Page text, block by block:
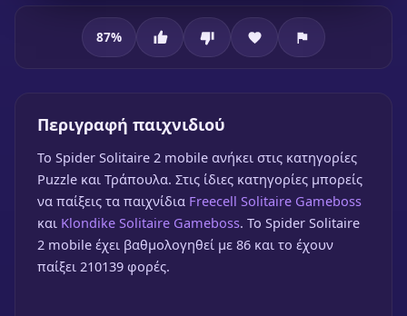
Spider Solitaire 2 mobile
🎮 1 Παίκτης
Παίξε δωρεάν
87%
Περιγραφή παιχνιδιού
To Spider Solitaire 2 mobile ανήκει στις κατηγορίες
Puzzle και Τράπουλα. Στις ίδιες κατηγορίες μπορείς
να παίξεις τα παιχνίδια Freecell Solitaire Gameboss
και Klondike Solitaire Gameboss. Το Spider Solitaire
2 mobile έχει βαθμολογηθεί με 86 και το έχουν
παίξει 210139 φορές.